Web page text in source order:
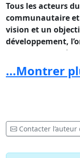
Tous les acteurs
communautaire
vision et un
développement,
de logements
population;
La prise en
les occupants,
d’amélioration
...Montrer
Contacter